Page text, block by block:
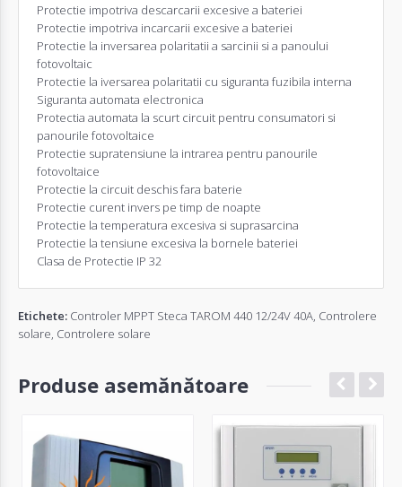
Protectie impotriva descarcarii excesive a bateriei
Protectie impotriva incarcarii excesive a bateriei
Protectie la inversarea polaritatii a sarcinii si a panoului
fotovoltaic
Protectie la iversarea polaritatii cu siguranta fuzibila interna
Siguranta automata electronica
Protectia automata la scurt circuit pentru consumatori si
panourile fotovoltaice
Protectie supratensiune la intrarea pentru panourile
fotovoltaice
Protectie la circuit deschis fara baterie
Protectie curent invers pe timp de noapte
Protectie la temperatura excesiva si suprasarcina
Protectie la tensiune excesiva la bornele bateriei
Clasa de Protectie IP 32
Etichete: Controler MPPT Steca TAROM 440 12/24V 40A Controlere
solare Controlere solare
Produse asemănătoare